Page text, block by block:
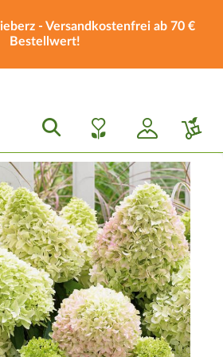
- Versandkostenfrei ab 70 €
Bestellwert!